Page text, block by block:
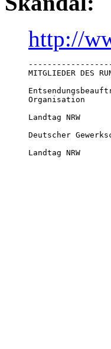
http://
MITGLIEDER DES
Organisation
Landtag NRW
Deutscher
Landtag NRW